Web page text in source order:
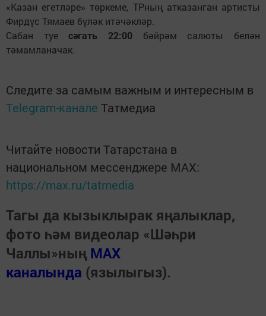
«Казан егетләре» төркеме, ТРның атказанган артисты
Фирдүс Тямаев бүләк итәчәкләр.
Сабан туесәгать 22:00 бәйрәм салюты белән
тәмамланачак.
Следите за самым важным и интересным в
Telegram-канале Татмедиа
Читайте новости Татарстана в
национальном мессенджере MАХ:
https://max.ru/tatmedia
Тагы да кызыклырак яңалыклар,
фото һәм видеолар «Шәһри
Чаллы»ның MAX
каналында (язылыгыз).